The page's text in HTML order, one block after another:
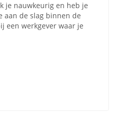
je nauwkeurig en heb je
aan de slag binnen de
een werkgever waar je